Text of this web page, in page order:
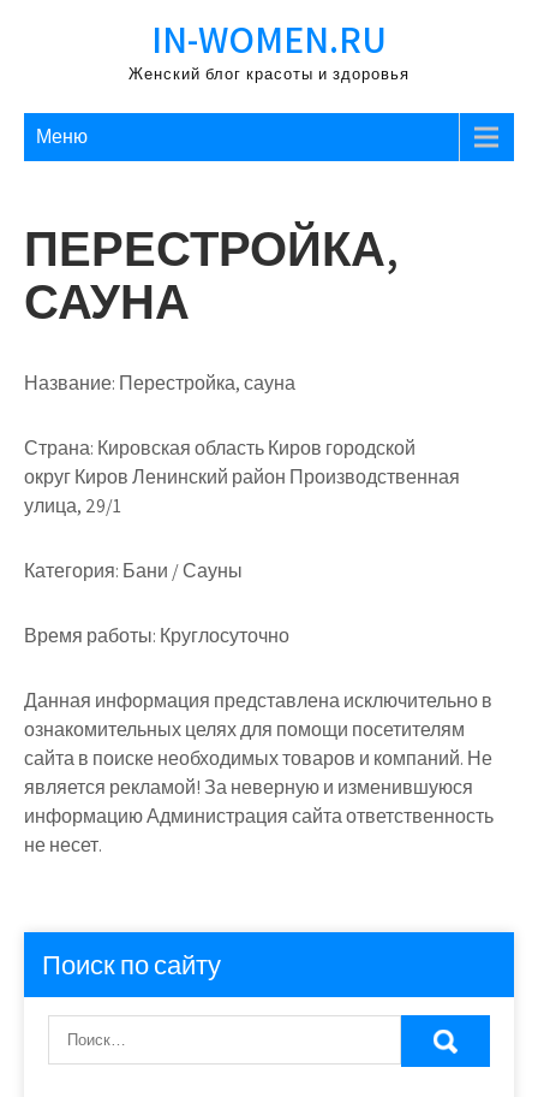
IN-WOMEN.RU
Женский блог красоты и здоровья
Меню
ПЕРЕСТРОЙКА,
САУНА
Название: Перестройка, сауна
Страна: Кировская область Киров городской
округ Киров Ленинский район Производственная
улица, 29/1
Категория: Бани / Сауны
Время работы: Круглосуточно
Данная информация представлена исключительно в
ознакомительных целях для помощи посетителям
сайта в поиске необходимых товаров и компаний. Не
является рекламой! За неверную и изменившуюся
информацию Администрация сайта ответственность
не несет.
Поиск по сайту